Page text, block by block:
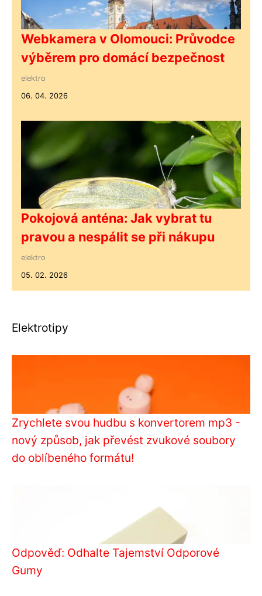
Webkamera v Olomouci: Průvodce
výběrem pro domácí bezpečnost
elektro
06. 04. 2026
Pokojová anténa: Jak vybrat tu
pravou a nespálit se při nákupu
elektro
05. 02. 2026
Elektrotipy
Zrychlete svou hudbu s konvertorem mp3 -
nový způsob, jak převést zvukové soubory
do oblíbeného formátu!
Odpověď: Odhalte Tajemství Odporové
Gumy